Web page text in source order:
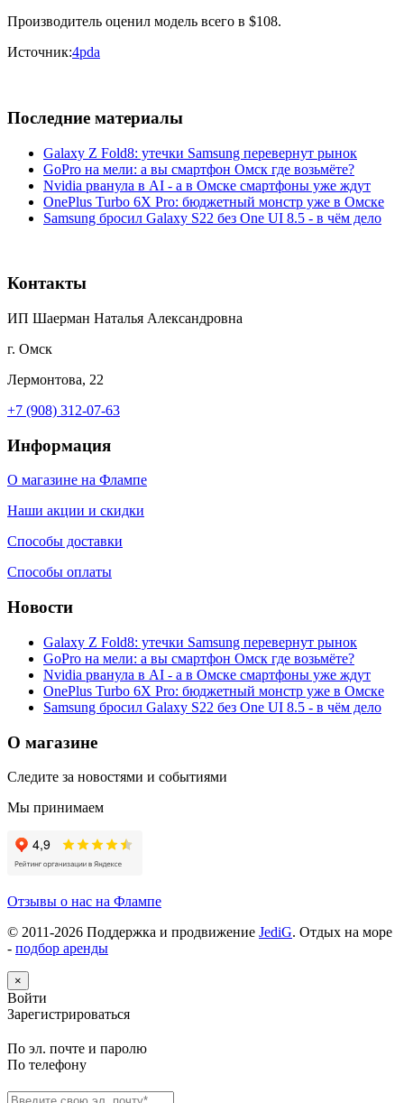
Производитель оценил модель всего в $108.
Источник:4pda
Последние материалы
Galaxy Z Fold8: утечки Samsung перевернут рынок
GoPro на мели: а вы смартфон Омск где возьмёте?
Nvidia рванула в AI - а в Омске смартфоны уже ждут
OnePlus Turbo 6X Pro: бюджетный монстр уже в Омске
Samsung бросил Galaxy S22 без One UI 8.5 - в чём дело
Контакты
ИП Шаерман Наталья Александровна
г. Омск
Лермонтова, 22
+7 (908) 312-07-63
Информация
О магазине на Флампе
Наши акции и скидки
Способы доставки
Способы оплаты
Новости
Galaxy Z Fold8: утечки Samsung перевернут рынок
GoPro на мели: а вы смартфон Омск где возьмёте?
Nvidia рванула в AI - а в Омске смартфоны уже ждут
OnePlus Turbo 6X Pro: бюджетный монстр уже в Омске
Samsung бросил Galaxy S22 без One UI 8.5 - в чём дело
О магазине
Следите за новостями и событиями
Мы принимаем
Отзывы о нас на Флампе
© 2011-2026 Поддержка и продвижение JediG. Отдых на море
- подбор аренды
×
Войти
Зарегистрироваться
По эл. почте и паролю
По телефону